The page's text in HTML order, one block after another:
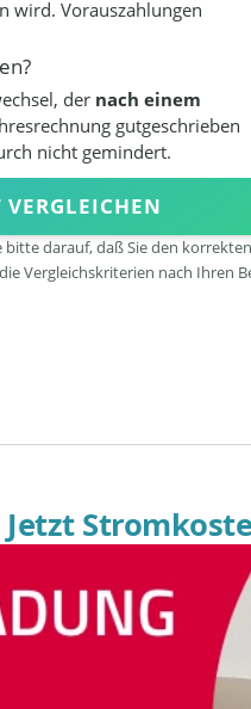
wird. Vorauszahlungen
der nach einem
gutgeschrieben
nicht gemindert.
VERGLEICHEN
darauf, daß Sie den
Vergleichskriterien nach Ihren
Jetzt